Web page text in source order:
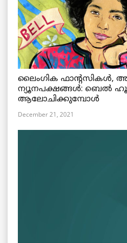
ലൈംഗിക ഫാന്റസികൾ,
ന്യൂനപക്ഷങ്ങൾ: ബെൽ
ആലോചിക്കുമ്പോൾ
December 21, 2021